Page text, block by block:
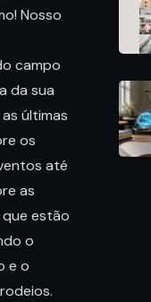
Nosso
campo
da sua
últimas
os
até
as
estão
o
e o